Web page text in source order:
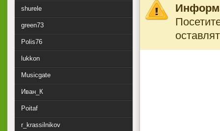
shurele
green73
Polis76
lukkon
Musicgate
Иван_К
Poitaf
r_krassilnikov